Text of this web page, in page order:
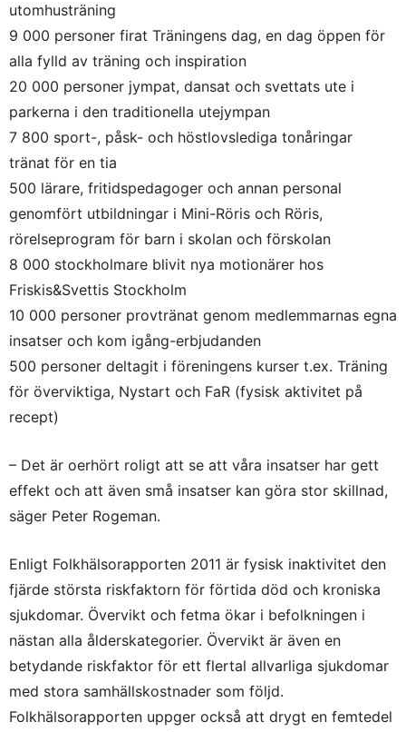
utomhusträning
9 000 personer firat Träningens dag, en dag öppen för
alla fylld av träning och inspiration
20 000 personer jympat, dansat och svettats ute i
parkerna i den traditionella utejympan
7 800 sport-, påsk- och höstlovslediga tonåringar
tränat för en tia
500 lärare, fritidspedagoger och annan personal
genomfört utbildningar i Mini-Röris och Röris,
rörelseprogram för barn i skolan och förskolan
8 000 stockholmare blivit nya motionärer hos
Friskis&Svettis Stockholm
10 000 personer provtränat genom medlemmarnas egna
insatser och kom igång-erbjudanden
500 personer deltagit i föreningens kurser t.ex. Träning
för överviktiga, Nystart och FaR (fysisk aktivitet på
recept)
– Det är oerhört roligt att se att våra insatser har gett
effekt och att även små insatser kan göra stor skillnad,
säger Peter Rogeman.
Enligt Folkhälsorapporten 2011 är fysisk inaktivitet den
fjärde största riskfaktorn för förtida död och kroniska
sjukdomar. Övervikt och fetma ökar i befolkningen i
nästan alla ålderskategorier. Övervikt är även en
betydande riskfaktor för ett flertal allvarliga sjukdomar
med stora samhällskostnader som följd.
Folkhälsorapporten uppger också att drygt en femtedel